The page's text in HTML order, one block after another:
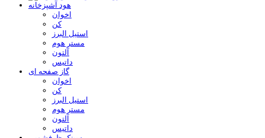
هود آشپزخانه
اخوان
کن
استیل البرز
مستر هوم
آلتون
داتیس
گاز صفحه ای
اخوان
کن
استیل البرز
مستر هوم
آلتون
داتیس